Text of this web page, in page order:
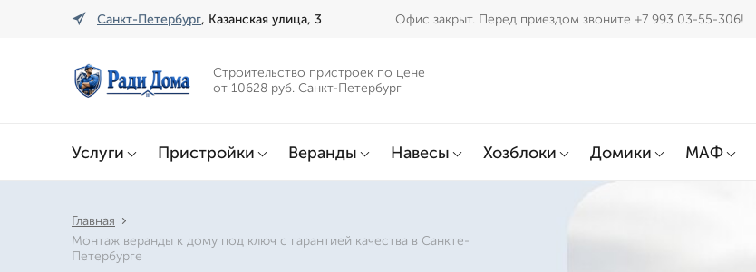
Санкт-Петербург, Казанская улица, 3 Офис закрыт. Перед приездом звоните +7 993 03-55-306!
Строительство пристроек по цене
от 10628 руб. Санкт-Петербург
Услуги Пристройки Веранды Навесы Хозблоки Домики МАФ
Главная
Монтаж веранды к дому под ключ с гарантией качества в Санкте-
Петербурге